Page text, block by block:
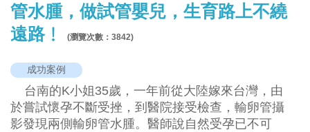
管水腫，做試管嬰兒，生育路上不繞
遠路﹗
(瀏覽次數：3842)
成功案例
台南的K小姐35歲，一年前從大陸嫁來台灣，由
於嘗試懷孕不斷受挫，到醫院接受檢查，輸卵管攝
影發現兩側輸卵管水腫。醫師說自然受孕已不可